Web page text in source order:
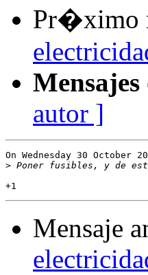
Pr�ximo
autor ]
On Wednesday 30 October
>
Mensaje